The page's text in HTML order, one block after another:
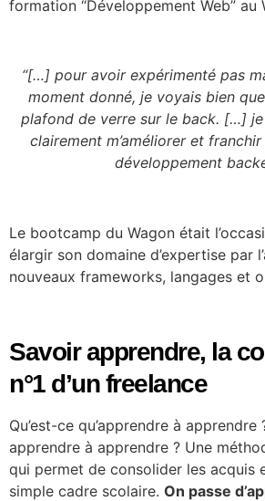
formation “Développement Web” au
“[…] pour avoir expérimenté pas
moment donné, je voyais bien
plafond de verre sur le back. […] je
clairement m’améliorer et
développement
Le bootcamp du Wagon était
élargir son domaine d’expertise par
nouveaux frameworks, langages et
Savoir apprendre, la
n°1 d’un freelance
Qu’est-ce qu’apprendre à
apprendre à apprendre ? Une
qui permet de consolider les acquis
simple cadre scolaire. On passe